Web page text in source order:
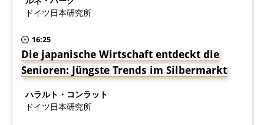
メディア向け連絡先
ドイツ日本研究所
16:25
Die japanische Wirtschaft entdeckt die
Senioren: Jüngste Trends im Silbermarkt
ハラルト・コンラット
ドイツ日本研究所